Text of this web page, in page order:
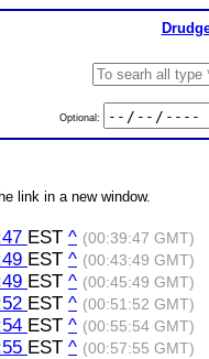
Optional:
link in a new window.
EST ^ (00:39:47 GMT)
EST ^ (00:43:49 GMT)
EST ^ (00:45:49 GMT)
EST ^ (00:51:52 GMT)
EST ^ (00:55:54 GMT)
EST ^ (00:57:55 GMT)